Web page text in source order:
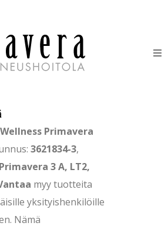
HINNASTO
LAHJAKORTIT
Primavera
3621834-3,
Primavera 3 A, LT2,
myy tuotteita
yksityishenkilöille
Nämä